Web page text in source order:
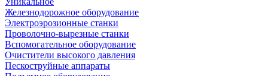
Железнодорожное оборудование
Электроэрозионные станки
Проволочно-вырезные станки
Вспомогательное оборудование
Очистители высокого давления
Пескоструйные аппараты